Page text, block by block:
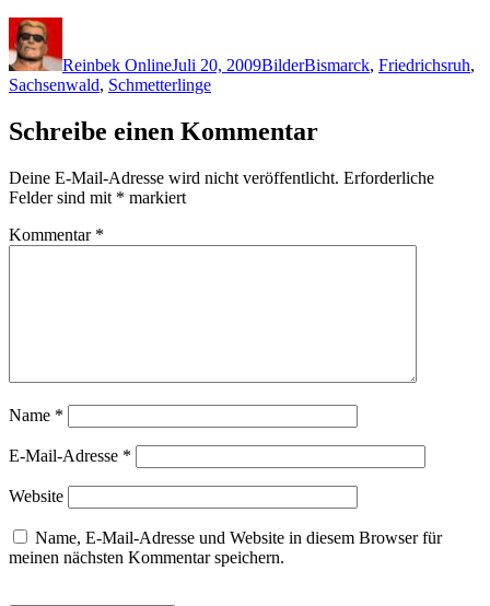
Reinbek OnlineJuli 20, 2009BilderBismarck, Friedrichsruh,
Sachsenwald, Schmetterlinge
Schreibe einen Kommentar
Deine E-Mail-Adresse wird nicht veröffentlicht. Erforderliche
Felder sind mit * markiert
Kommentar *
Name *
E-Mail-Adresse *
Website
Name, E-Mail-Adresse und Website in diesem Browser für
meinen nächsten Kommentar speichern.